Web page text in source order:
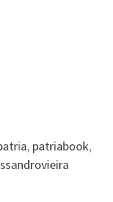
, patriabook,